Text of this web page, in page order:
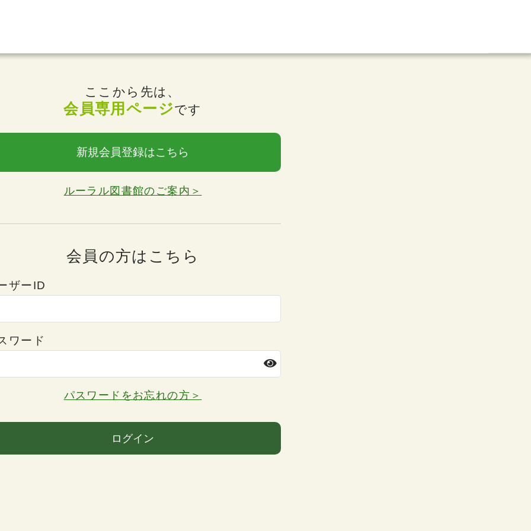
ここから先は、
会員専用ページです
新規会員登録はこちら
ルーラル図書館のご案内＞
会員の方はこちら
ザーID
ワード
パスワードをお忘れの方＞
ログイン